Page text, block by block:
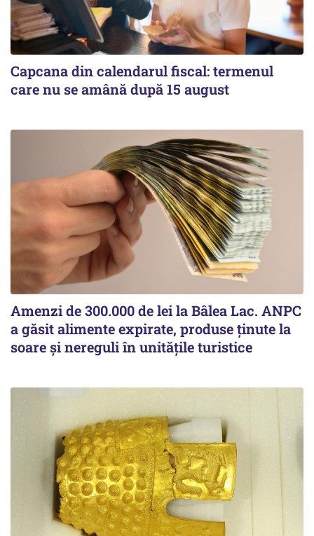
Capcana din calendarul fiscal: termenul
care nu se amână după 15 august
Amenzi de 300.000 de lei la Bâlea Lac. ANPC
a găsit alimente expirate, produse ținute la
soare și nereguli în unitățile turistice